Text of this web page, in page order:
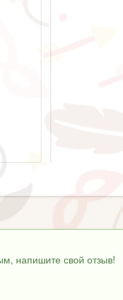
напишите свой отзыв!